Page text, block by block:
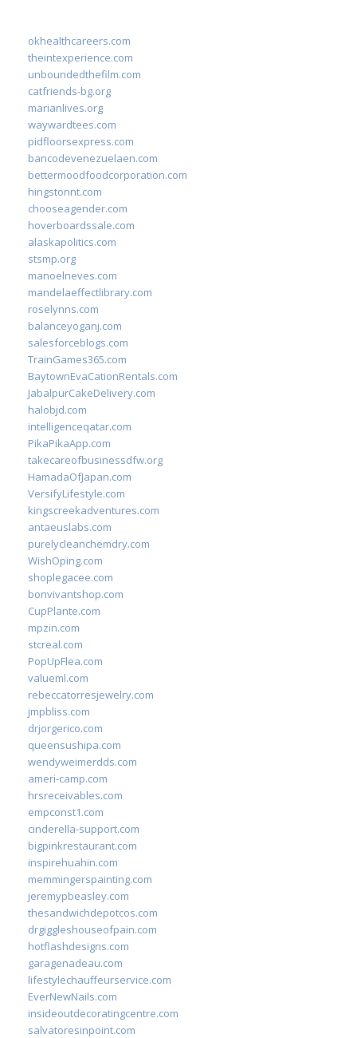
okhealthcareers.com
theintexperience.com
unboundedthefilm.com
catfriends-bg.org
marianlives.org
waywardtees.com
pidfloorsexpress.com
bancodevenezuelaen.com
bettermoodfoodcorporation.com
hingstonnt.com
chooseagender.com
hoverboardssale.com
alaskapolitics.com
stsmp.org
manoelneves.com
mandelaeffectlibrary.com
roselynns.com
balanceyoganj.com
salesforceblogs.com
TrainGames365.com
BaytownEvaCationRentals.com
JabalpurCakeDelivery.com
halobjd.com
intelligenceqatar.com
PikaPikaApp.com
takecareofbusinessdfw.org
HamadaOfJapan.com
VersifyLifestyle.com
kingscreekadventures.com
antaeuslabs.com
purelycleanchemdry.com
WishOping.com
shoplegacee.com
bonvivantshop.com
CupPlante.com
mpzin.com
stcreal.com
PopUpFlea.com
valueml.com
rebeccatorresjewelry.com
jmpbliss.com
drjorgerico.com
queensushipa.com
wendyweimerdds.com
ameri-camp.com
hrsreceivables.com
empconst1.com
cinderella-support.com
bigpinkrestaurant.com
inspirehuahin.com
memmingerspainting.com
jeremypbeasley.com
thesandwichdepotcos.com
drgiggleshouseofpain.com
hotflashdesigns.com
garagenadeau.com
lifestylechauffeurservice.com
EverNewNails.com
insideoutdecoratingcentre.com
salvatoresinpoint.com